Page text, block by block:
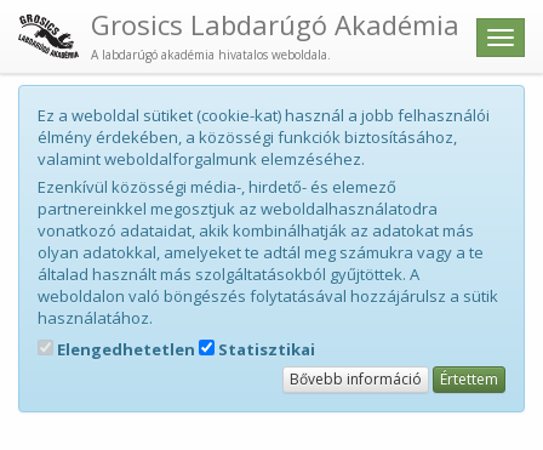
Menü
Grosics Labdarúgó Akadémia
A labdarúgó akadémia hivatalos weboldala.
Ez a weboldal sütiket (cookie-kat) használ a jobb felhasználói
élmény érdekében, a közösségi funkciók biztosításához,
valamint weboldalforgalmunk elemzéséhez.
Ezenkívül közösségi média-, hirdető- és elemező
partnereinkkel megosztjuk az weboldalhasználatodra
vonatkozó adataidat, akik kombinálhatják az adatokat más
olyan adatokkal, amelyeket te adtál meg számukra vagy a te
általad használt más szolgáltatásokból gyűjtöttek. A
weboldalon való böngészés folytatásával hozzájárulsz a sütik
használatához.
Elengedhetetlen
Statisztikai
Bővebb információ Értettem